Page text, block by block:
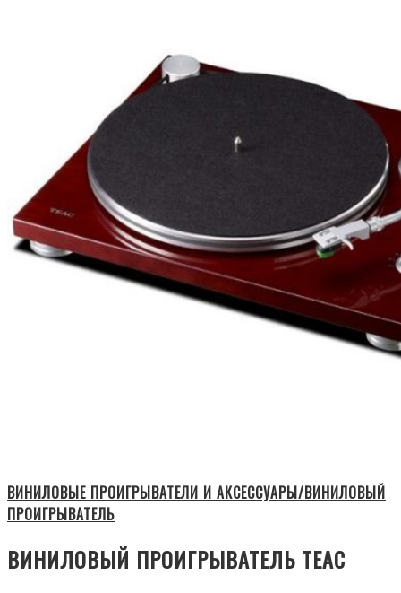
ВИНИЛОВЫЕ ПРОИГРЫВАТЕЛИ И АКСЕССУАРЫ/ВИНИЛОВЫЙ
ПРОИГРЫВАТЕЛЬ
ВИНИЛОВЫЙ ПРОИГРЫВАТЕЛЬ TEAC